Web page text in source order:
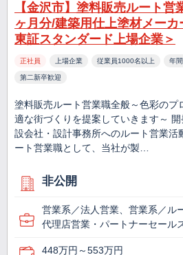
【金沢市】塗料販売ルート
ヶ月分/建築用仕上塗材メー
東証スタンダード上場企業＞
正社員 上場企業 従業員1000名以上 年
第二新卒歓迎
塗料販売ルート営業職全般～色彩のプ
適な街づくりを提案していきます～
設会社・設計事務所へのルート営業活
ート営業職として、当社が製…
非公開
営業系／法人営業、営業系／ル
代理店営業・パートナーセール
448万円～553万円